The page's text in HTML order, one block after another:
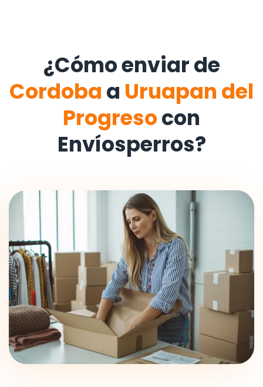
¿Cómo enviar de
Cordoba a Uruapan del
Progresocon
Envíosperros?